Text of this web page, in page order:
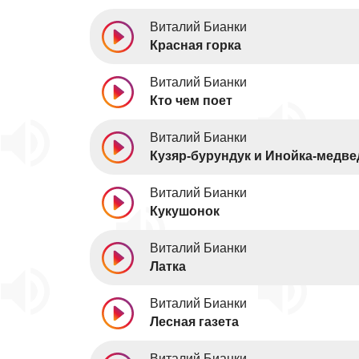
Виталий Бианки
Красная горка
Виталий Бианки
Кто чем поет
Виталий Бианки
Кузяр-бурундук и Инойка-
Виталий Бианки
Кукушонок
Виталий Бианки
Латка
Виталий Бианки
Лесная газета